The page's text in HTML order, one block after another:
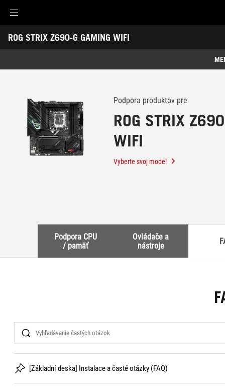
Accessibility links
Skip to content
Accessibility Help
Skip to Menu
ASUS Footer
ROG STRIX Z690-G GAMING WIFI
-
Funkcie
Technická špecifikácia
Ocenenie
Galéria
Podpora produktov pre
ROG STRIX
WIFI
Vyberte svoj model
Podpora CPU
/ pamäť
Ovládače a
nástroje
Search
[Základní deska] Instalace a časté otázky (FAQ)